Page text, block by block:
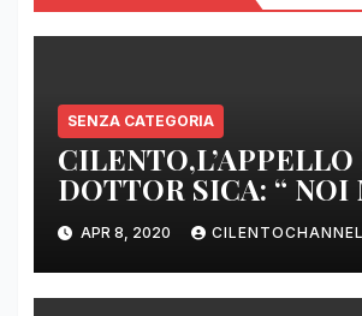
SENZA CATEGORIA
DOTTOR SICA: “
DI BASE SIAMO
E SENZA PRESIDI”
APR 8, 2020 CILENTOCHANNEL